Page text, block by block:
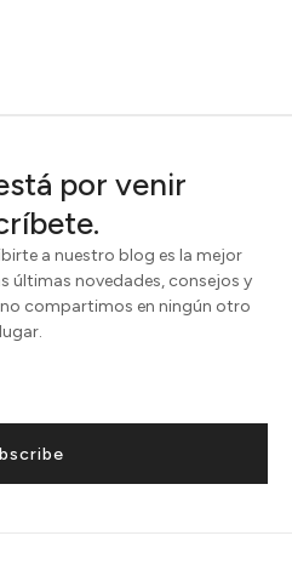
por venir
a nuestro blog es la mejor
últimas novedades, consejos y
compartimos en ningún otro
lugar.